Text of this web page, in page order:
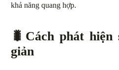
khả năng quang hợp.
🐛 Cách phát hiện
giản